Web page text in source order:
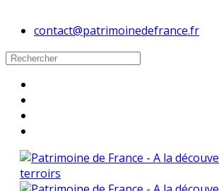
contact@patrimoinedefrance.fr